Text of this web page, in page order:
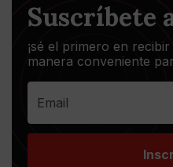
Suscríbete
¡sé el primero en
manera conveniente